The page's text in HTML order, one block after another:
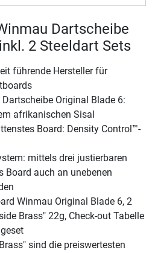
Dartscheibe
2 Steeldart Sets
führende Hersteller für
Original Blade 6:
afrikanischen Sisal
Board: Density Control™-
mittels drei justierbaren
Board auch an unebenen
Winmau Original Blade 6, 2
Brass" 22g, Check-out Tabelle
sind die preiswertesten